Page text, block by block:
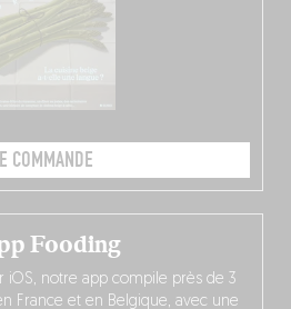
COMMANDE
Fooding
iOS, notre app compile près de 3
France et en Belgique, avec une